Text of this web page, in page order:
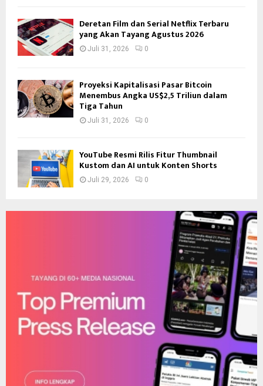
Deretan Film dan Serial Netflix Terbaru
yang Akan Tayang Agustus 2026
Juli 31, 2026 0
Proyeksi Kapitalisasi Pasar Bitcoin
Menembus Angka US$2,5 Triliun dalam
Tiga Tahun
Juli 31, 2026 0
YouTube Resmi Rilis Fitur Thumbnail
Kustom dan AI untuk Konten Shorts
Juli 29, 2026 0